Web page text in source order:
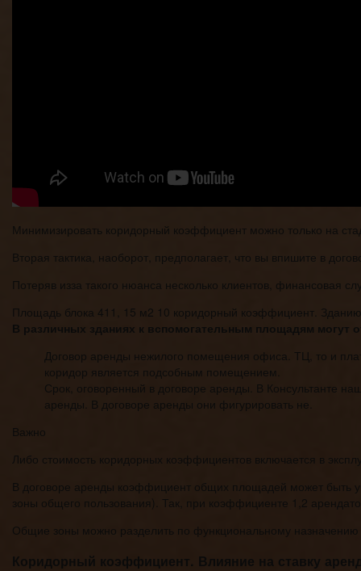
Минимизировать коридорный коэффициент можно только на
Вторая тактика, наоборот, предполагает, что вы впишите в
Потеряв изза такого нюанса несколько клиентов,
Площадь блока 411, 15 м2 10 коридорный коэффициент.
В различных зданиях к вспомогательным площадям
Договор аренды нежилого помещения офиса. ТЦ, то и
коридор является подсобным помещением.
Срок, оговоренный в договоре аренды. В Консультанте
аренды. В договоре аренды они фигурировать не.
Важно
Либо стоимость коридорных коэффициентов включается в
В договоре аренды коэффициент общих площадей может быть
зоны общего пользования). Так, при коэффициенте 1,2
Общие зоны можно разделить по функциональному назначению
Коридорный коэффициент. Влияние на ставку